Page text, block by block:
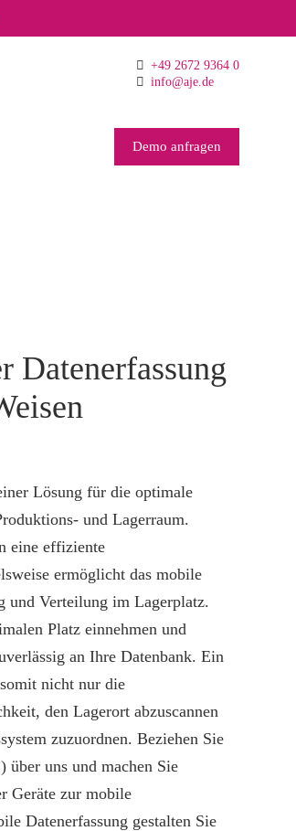
+49 2672 9364 0
info@aje.de
Demo anfragen
Datenerfassung
Lösung für die optimale
und Lagerraum.
eine effiziente
ermöglicht das mobile
und Verteilung im Lagerplatz.
Platz einnehmen und
an Ihre Datenbank. Ein
nicht nur die
den Lagerort abzuscannen
zuzuordnen. Beziehen Sie
über uns und machen Sie
Geräte zur mobile
Datenerfassung gestalten Sie